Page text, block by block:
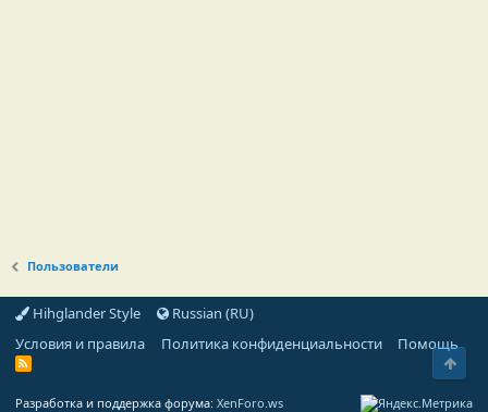
Пользователи
Hihglander Style
Russian (RU)
Условия и правила
Политика конфиденциальности Помощь
R
Разработка и поддержка форума: XenForo.ws